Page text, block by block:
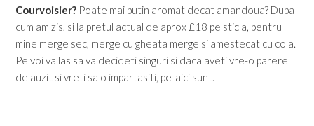
Courvoisier? Poate mai putin aromat decat amandoua? Dupa
cum am zis, si la pretul actual de aprox £18 pe sticla, pentru
mine merge sec, merge cu gheata merge si amestecat cu cola.
Pe voi va las sa va decideti singuri si daca aveti vre-o parere
de auzit si vreti sa o impartasiti, pe-aici sunt.